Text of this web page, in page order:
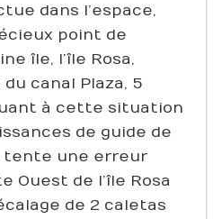
dans l’espace,
point de
île, l’île Rosa,
canal Plaza, 5
à cette situation
de guide de
tente une erreur
Ouest de l’île Rosa
de 2 caletas